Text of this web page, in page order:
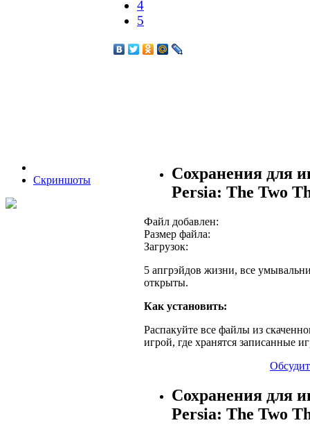
4
5
Скриншоты
Сохранения для
Persia: The Two
Файл добавлен:
Размер файла:
Загрузок:
5 апгрэйдов жизни, все
открыты.
Как установить:
Распакуйте все файлы из
игрой, где хранятся записанные
Сохранения для
Persia: The Two